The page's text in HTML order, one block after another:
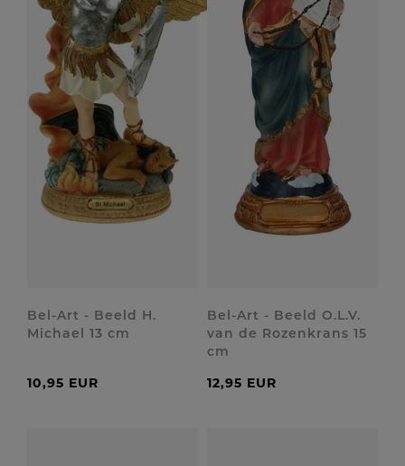
Bel-Art - Beeld H.
Michael 13 cm
10,95 EUR
Bel-Art - Beeld O.L.V.
van de Rozenkrans 15
cm
12,95 EUR